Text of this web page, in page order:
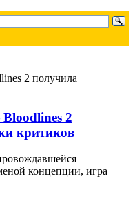
2
критиков
концепции, игра